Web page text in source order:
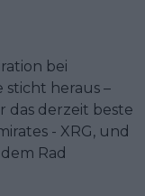
bei
sticht heraus –
das derzeit beste
- XRG, und
Rad